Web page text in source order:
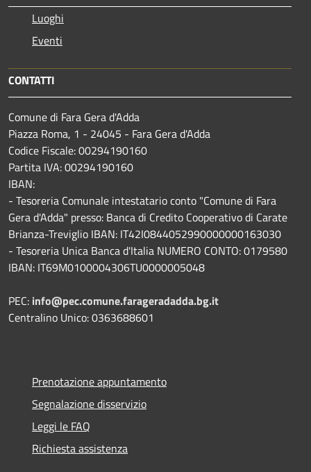
Luoghi
Eventi
CONTATTI
Comune di Fara Gera d'Adda
Piazza Roma, 1 - 24045 - Fara Gera d'Adda
Codice Fiscale: 00294190160
Partita IVA: 00294190160
IBAN:
- Tesoreria Comunale intestatario conto "Comune di Fara
Gera d'Adda" presso: Banca di Credito Cooperativo di Carate
Brianza-Treviglio IBAN: IT42I0844052990000000163030
- Tesoreria Unica Banca d'Italia NUMERO CONTO: 0179580
IBAN: IT69M0100004306TU0000005048
PEC: info@pec.comune.farageradadda.bg.it
Centralino Unico: 0363688601
Prenotazione appuntamento
Segnalazione disservizio
Leggi le FAQ
Richiesta assistenza